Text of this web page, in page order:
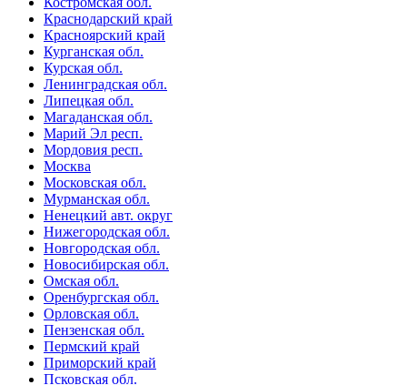
Краснодарский край
Красноярский край
Курганская обл.
Курская обл.
Ленинградская обл.
Липецкая обл.
Магаданская обл.
Марий Эл респ.
Мордовия респ.
Москва
Московская обл.
Мурманская обл.
Ненецкий авт. округ
Нижегородская обл.
Новгородская обл.
Новосибирская обл.
Омская обл.
Оренбургская обл.
Орловская обл.
Пензенская обл.
Пермский край
Приморский край
Псковская обл.